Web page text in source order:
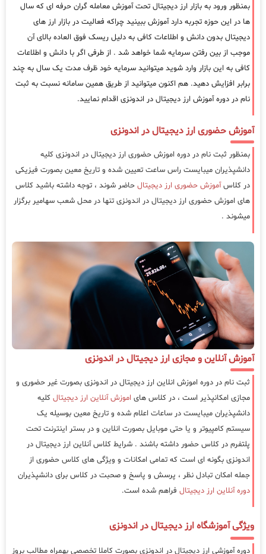
بمنظور ورود به بازار ارز دیجیتال تحت آموزش معامله گران حرفه ای که سال
ها در این حوزه تجربه دارد آموزش ببینید چراکه فعالیت در بازار ارز های
دیجیتال بدون دانش و اطلاعات کافی به دلیل ریسک فوق العاده بالای آن
موجب از بین رفتن سرمایه شما خواهد شد . از طرفی اگر با دانش و اطلاعات
کافی به این بازار وارد شوید میتوانید سرمایه خود ظرف مدت یک سال به چند
برابر افزایش دهید. هم اکنون میتوانید از طریق همین سامانه نسبت به ثبت
نام در دوره آموزش ارز دیجیتال در اندونزی اقدام نمایید.
آموزش حضوری ارز دیجیتال در اندونزی
بمنظور ثبت نام در دوره اموزش حضوری ارز دیجیتال در اندونزی کلیه
دانشپذیران میبایست راس ساعت تعیین شده و تاریخ معین بصورت فیزیکی
در کلاسآموزش حضوری ارز دیجیتال حاضر شوند ، توجه داشته باشید کلاس
های اموزش حضوری ارز دیجیتال در اندونزی تنها در محل شعب سهامیر برگزار
میشوند .
آموزش آنلاین و مجازی ارز دیجیتال در اندونزی
ثبت نام در دوره اموزش انلاین ارز دیجیتال در اندونزی بصورت غیر حضوری و
مجازی امکانپذیر است ، در کلاس های اموزش آنلاین ارز دیجیتال کلیه
دانشپذیران میبایست در ساعات اعلام شده و تاریخ معین بوسیله یک
سیستم کامپیوتر و یا حتی موبایل بصورت انلاین و در بستر اینترنت تحت
پلتفرم در کلاس حضور داشته باشند . شرایط کلاس آنلاین ارز دیجیتال در
اندونزی بگونه ای است که تمامی امکانات و ویژگی های کلاس حضوری از
جمله امکان تبادل نظر ، پرسش و پاسخ و صحبت در کلاس برای دانشپذیران
دوره آنلاین ارز دیجیتال فراهم شده است.
ویژگی آموزشگاه ارز دیجیتال در اندونزی
دوره آموزشی ارز دیجیتال در اندونزی بصورت کاملا تخصصی بهمراه مطالب بروز